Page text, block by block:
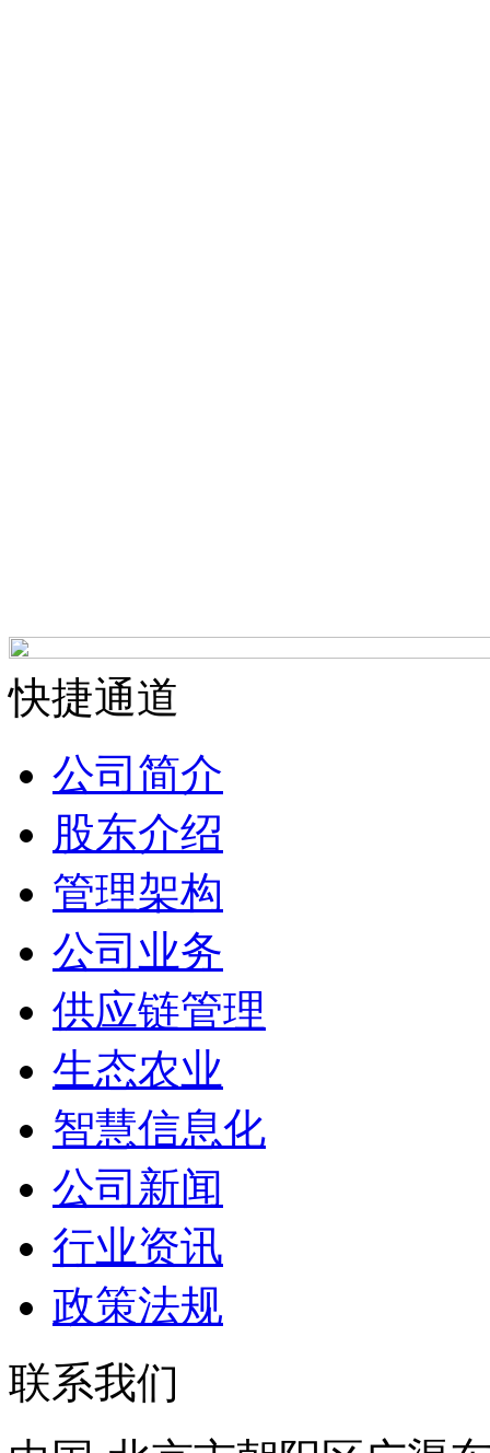
快捷通道
公司简介
股东介绍
管理架构
公司业务
供应链管理
生态农业
智慧信息化
公司新闻
行业资讯
政策法规
联系我们